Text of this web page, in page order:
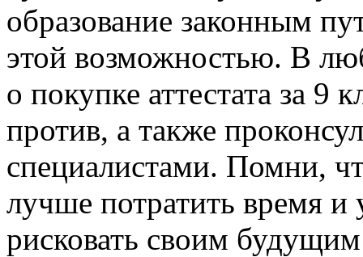
образование законным
этой возможностью. В
о покупке аттестата за 9
против, а также
специалистами. Помни,
лучше потратить время и
рисковать своим